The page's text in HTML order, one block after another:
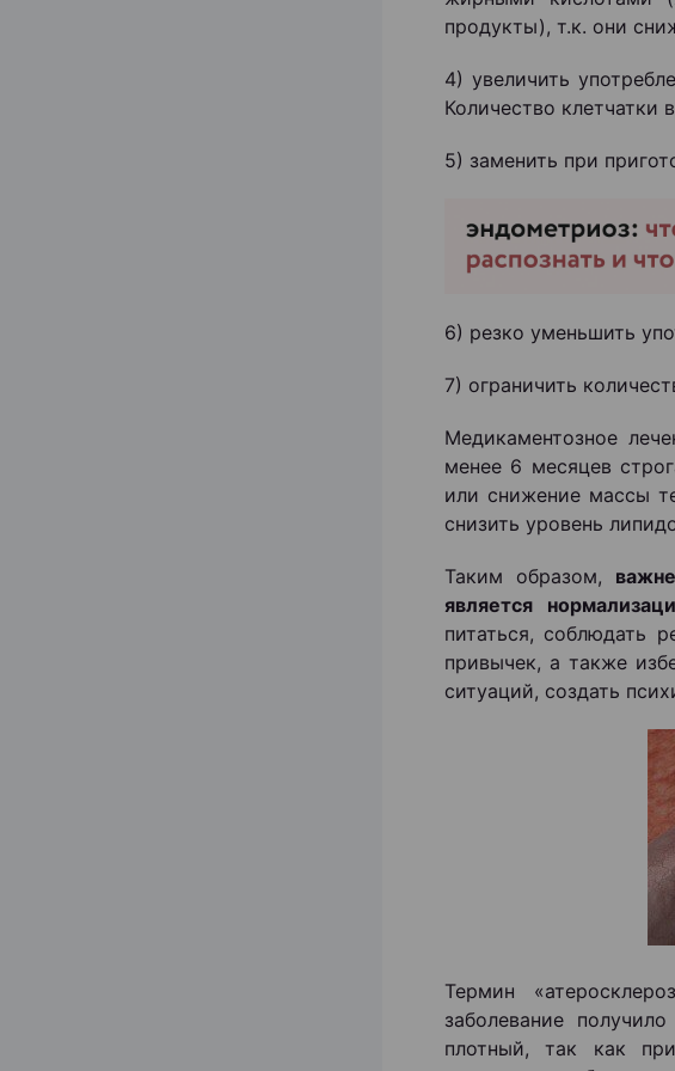
продукты), т.к. они
4) увеличить
Количество клетчатки
5) заменить при
6) резко уменьшить
7) ограничить
Медикаментозное
менее 6 месяцев
или снижение массы
снизить уровень
Таким образом,
является
питаться, соблюдать
привычек, а также
ситуаций, создать
Термин
заболевание
плотный, так как